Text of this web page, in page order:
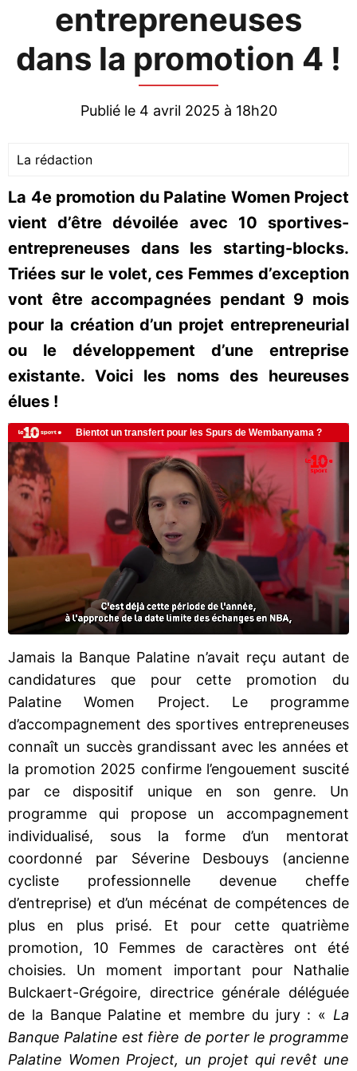
entrepreneuses
dans la promotion 4 !
Publié le 4 avril 2025 à 18h20
La rédaction
La 4e promotion du Palatine Women Project
vient d’être dévoilée avec 10 sportives-
entrepreneuses dans les starting-blocks.
Triées sur le volet, ces Femmes d’exception
vont être accompagnées pendant 9 mois
pour la création d’un projet entrepreneurial
ou le développement d’une entreprise
existante. Voici les noms des heureuses
élues !
Jamais la Banque Palatine n’avait reçu autant de
candidatures que pour cette promotion du
Palatine Women Project. Le programme
d’accompagnement des sportives entrepreneuses
connaît un succès grandissant avec les années et
la promotion 2025 confirme l’engouement suscité
par ce dispositif unique en son genre. Un
programme qui propose un accompagnement
individualisé, sous la forme d’un mentorat
coordonné par Séverine Desbouys (ancienne
cycliste professionnelle devenue cheffe
d’entreprise) et d’un mécénat de compétences de
plus en plus prisé. Et pour cette quatrième
promotion, 10 Femmes de caractères ont été
choisies. Un moment important pour Nathalie
Bulckaert-Grégoire, directrice générale déléguée
de la Banque Palatine et membre du jury : « La
Banque Palatine est fière de porter le programme
Palatine Women Project, un projet qui revêt une